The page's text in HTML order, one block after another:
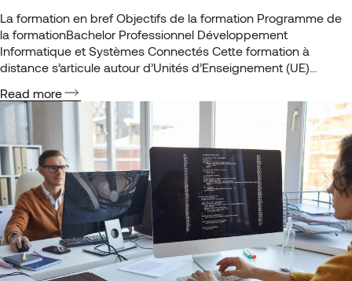
La formation en bref Objectifs de la formation Programme de
la formationBachelor Professionnel Développement
Informatique et Systèmes Connectés Cette formation à
distance s’articule autour d’Unités d’Enseignement (UE)
Bachelor Professionnel en Développement Informatique et
Systèmes Connectés et d’être rapidement opérationnel sur le
terrain. Vous consolidez les fondamentaux (programmation,…
Read more